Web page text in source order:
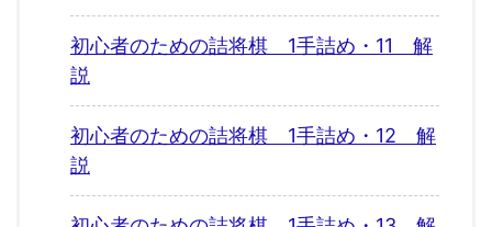
初心者のための詰将棋 1手詰め・11 解
説
初心者のための詰将棋 1手詰め・12 解
説